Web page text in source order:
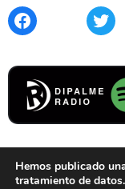
Facebook
Hemos publicado
tratamiento de